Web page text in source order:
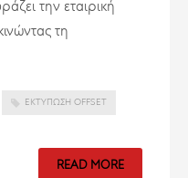
την εταιρική
τη
ΕΚΤΎΠΩΣΗ OFFSET
READ MORE